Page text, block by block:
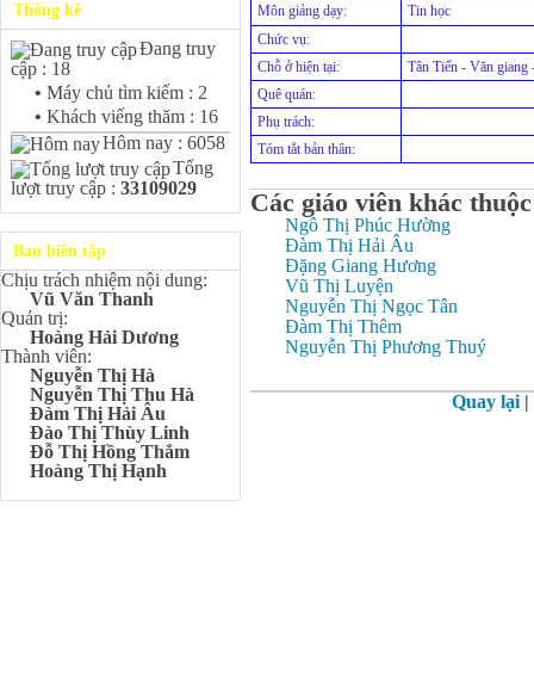
Nguyễn Minh Cương - Lớp
9A3
Giải Ba kỳ thi chọn HSG cấp
tỉnh môn Toán.
Bùi Quang Minh - Lớp 9A3
Giải DISTINCTION Toàn
quốc Kỳ thi Toán Quốc tế
Kangaroo – IKMC 2020
Bùi Quang Minh - Lớp 9A3
Giải Ba kỳ thi chọn HSG cấp
tỉnh môn Toán.
Đinh Anh Thư - Lớp 9A3
Giải Nhì kỳ thi chọn HSG cấp
tỉnh môn Sinh học.
Chu Quang Lượng - Lớp
9A3
Giải Ba kỳ thi chọn HSG cấp
tỉnh môn Toán.
Lê Minh Chiến- Lớp 9A3
Giải Ba kỳ thi chọn HSG cấp
tỉnh môn Sinh học.
Giải Ba kỳ thi chọn HSG cấp
Thống kê
Đang truy
cập : 18
• Máy chủ tìm kiếm : 2
• Khách viếng thăm : 16
Hôm nay : 6058
Tổng
lượt truy cập : 33109029
Ban biên tập
Chịu trách nhiệm nội dung:
Vũ Văn Thanh
Quản trị:
Hoàng Hải Dương
Thành viên:
Nguyễn Thị Hà
Nguyễn Thị Thu Hà
Đàm Thị Hải Âu
Đào Thị Thùy Linh
Đỗ Thị Hồng Thắm
Hoàng Thị Hạnh
Môn giảng dạy:
Tin học
Chức vụ:
Chỗ ở hiện tại:
Tân Tiến - Văn
Quê quán:
Phụ trách:
Tóm tắt bản thân:
Các giáo viên khác
Ngô Thị Phúc Hường
Đàm Thị Hải Âu
Đặng Giang Hương
Vũ Thị Luyện
Nguyễn Thị Ngọc Tân
Đàm Thị Thêm
Nguyễn Thị Phương Thuý
Quay lại |